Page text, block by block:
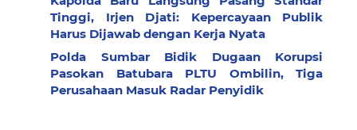
Tinggi, Irjen Djati: Kepercayaan Publik
Harus Dijawab dengan Kerja Nyata
Polda Sumbar Bidik Dugaan Korupsi
Pasokan Batubara PLTU Ombilin, Tiga
Perusahaan Masuk Radar Penyidik